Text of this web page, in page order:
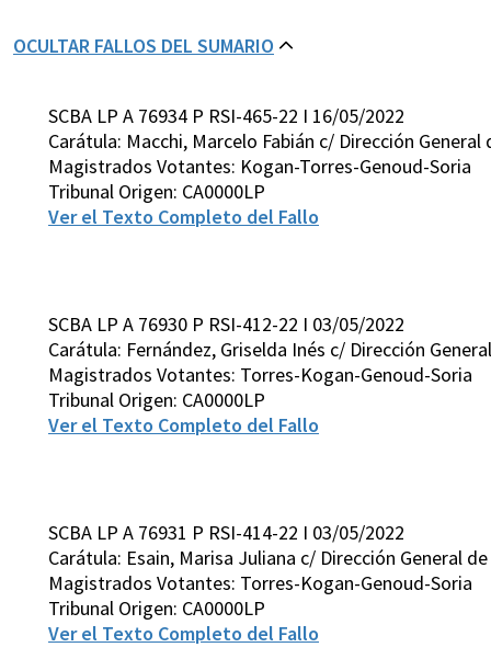
OCULTAR FALLOS DEL SUMARIO
SCBA LP A 76934 P RSI-465-22 I 16/05/2022
Carátula: Macchi, Marcelo Fabián c/ Dirección
Magistrados Votantes: Kogan-Torres-Genoud-Soria
Tribunal Origen: CA0000LP
Ver el Texto Completo del Fallo
SCBA LP A 76930 P RSI-412-22 I 03/05/2022
Carátula: Fernández, Griselda Inés c/ Dirección
Magistrados Votantes: Torres-Kogan-Genoud-Soria
Tribunal Origen: CA0000LP
Ver el Texto Completo del Fallo
SCBA LP A 76931 P RSI-414-22 I 03/05/2022
Carátula: Esain, Marisa Juliana c/ Dirección General
Magistrados Votantes: Torres-Kogan-Genoud-Soria
Tribunal Origen: CA0000LP
Ver el Texto Completo del Fallo